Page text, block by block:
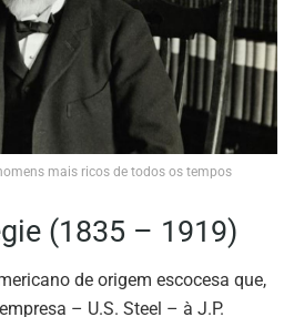
mais ricos de todos os tempos
(1835 – 1919)
de origem escocesa que,
– U.S. Steel – à J.P.